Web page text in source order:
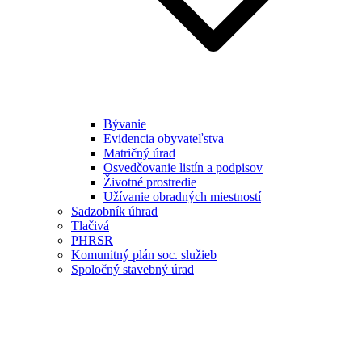
Bývanie
Evidencia obyvateľstva
Matričný úrad
Osvedčovanie listín a podpisov
Životné prostredie
Užívanie obradných miestností
Sadzobník úhrad
Tlačivá
PHRSR
Komunitný plán soc. služieb
Spoločný stavebný úrad